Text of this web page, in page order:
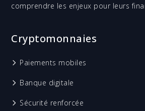
comprendre les enjeux pour leurs
Cryptomonnaies
Paiements mobiles
Banque digitale
Sécurité renforcée